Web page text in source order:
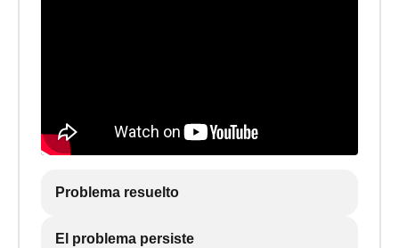
Problema resuelto
El problema persiste